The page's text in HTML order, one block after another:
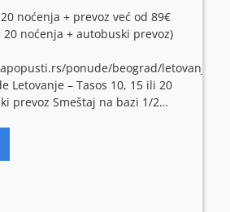
noćenja + prevoz već od 89€
20 noćenja + autobuski prevoz)
ponude/beograd/letovanje-
Letovanje – Tasos 10, 15 ili 20
prevoz Smeštaj na bazi 1/2…